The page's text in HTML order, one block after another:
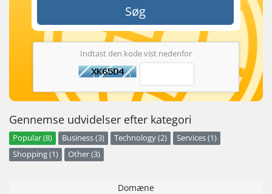
Søg
Indtast den kode vist nedenfor
Gennemse udvidelser efter kategori
Popular (8) Business (3) Technology (2)
Services (1)
Shopping (1)
Other (3)
Domæne